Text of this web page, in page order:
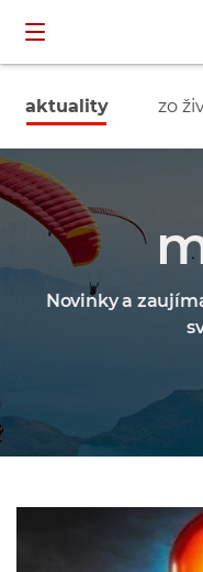
aktuality zo
Novinky a